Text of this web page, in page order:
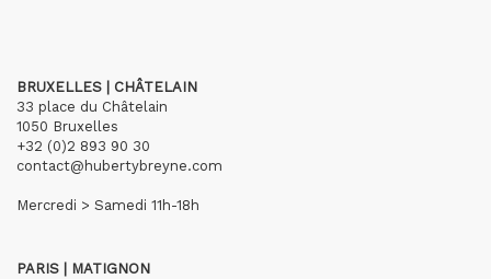
BRUXELLES | CHÂTELAIN
33 place du Châtelain
1050 Bruxelles
+32 (0)2 893 90 30
contact@hubertybreyne.com
Mercredi > Samedi 11h-18h
PARIS | MATIGNON